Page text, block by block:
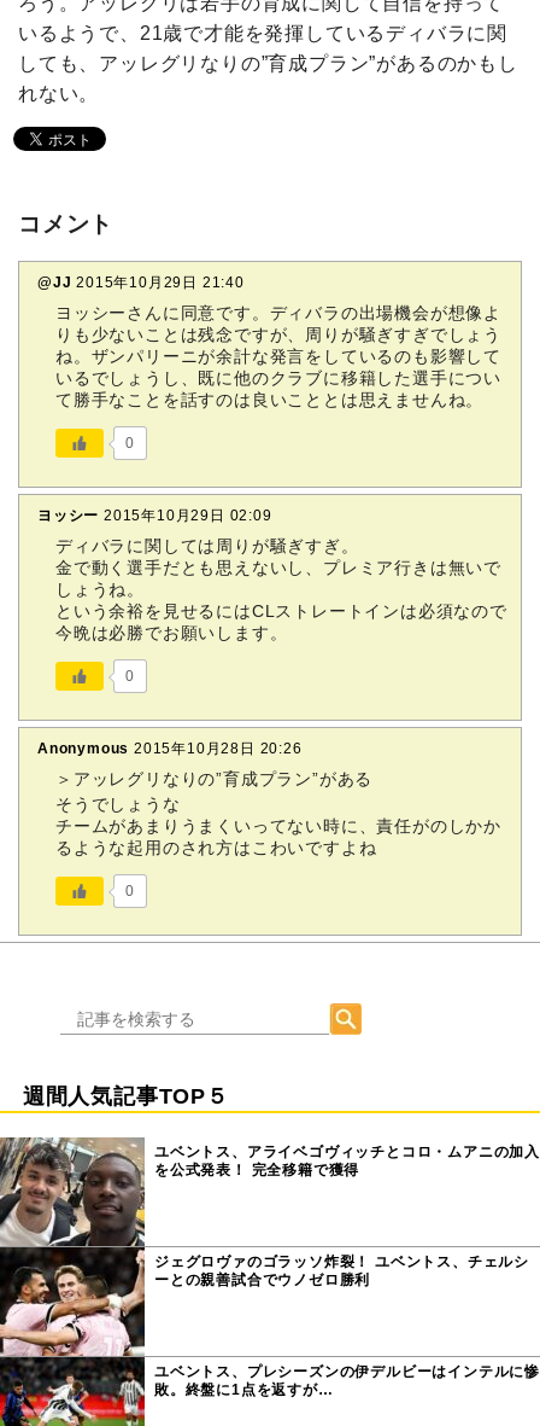
いるようで、21歳で才能を発揮しているディバラに関
しても、アッレグリなりの”育成プラン”があるのかもし
れない。
コメント
@JJ 2015年10月29日 21:40
ヨッシーさんに同意です。ディバラの出場機会が想像よ
りも少ないことは残念ですが、周りが騒ぎすぎでしょう
ね。ザンパリーニが余計な発言をしているのも影響して
いるでしょうし、既に他のクラブに移籍した選手につい
て勝手なことを話すのは良いこととは思えませんね。
0
ヨッシー 2015年10月29日 02:09
ディバラに関しては周りが騒ぎすぎ。
金で動く選手だとも思えないし、プレミア行きは無いで
しょうね。
という余裕を見せるにはCLストレートインは必須なので
今晩は必勝でお願いします。
0
Anonymous 2015年10月28日 20:26
＞アッレグリなりの”育成プラン”がある
そうでしょうな
チームがあまりうまくいってない時に、責任がのしかか
るような起用のされ方はこわいですよね
0
週間人気記事TOP５
ユベントス、アライベゴヴィッチとコロ・ムアニの加入
を公式発表！ 完全移籍で獲得
ジェグロヴァのゴラッソ炸裂！ ユベントス、チェルシ
ーとの親善試合でウノゼロ勝利
ユベントス、プレシーズンの伊デルビーはインテルに惨
敗。終盤に1点を返すが…